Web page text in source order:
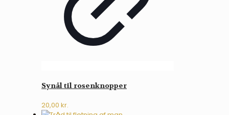
Synål til rosenknopper
20,00 kr.